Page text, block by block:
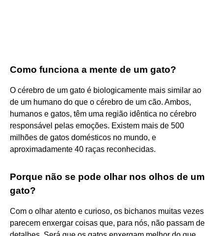
Como funciona a mente de um gato?
O cérebro de um gato é biologicamente mais similar ao
de um humano do que o cérebro de um cão. Ambos,
humanos e gatos, têm uma região idêntica no cérebro
responsável pelas emoções. Existem mais de 500
milhões de gatos domésticos no mundo, e
aproximadamente 40 raças reconhecidas.
Porque não se pode olhar nos olhos de um
gato?
Com o olhar atento e curioso, os bichanos muitas vezes
parecem enxergar coisas que, para nós, não passam de